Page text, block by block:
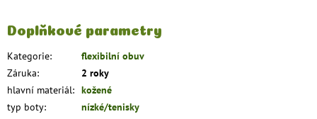
Doplňkové parametry
Kategorie:
flexibilní obuv
Záruka:
2 roky
hlavní materiál: kožené
typ boty: nízké/tenisky